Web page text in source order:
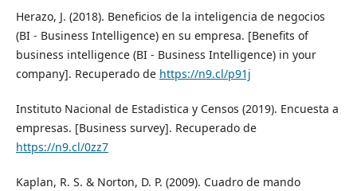
Herazo, J. (2018). Beneficios de la inteligencia de negocios
(BI - Business Intelligence) en su empresa. [Benefits of
business intelligence (BI - Business Intelligence) in your
company]. Recuperado de https://n9.cl/p91j
Instituto Nacional de Estadistica y Censos (2019). Encuesta a
empresas. [Business survey]. Recuperado de
https://n9.cl/0zz7
Kaplan, R. S. & Norton, D. P. (2009). Cuadro de mando